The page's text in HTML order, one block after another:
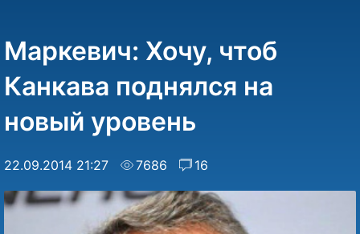
Маркевич: Хочу, чтоб
Канкава поднялся на
новый уровень
22.09.2014 21:27 7686 16